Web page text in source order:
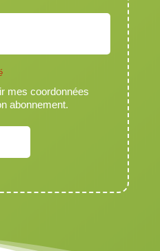
mes coordonnées
abonnement.